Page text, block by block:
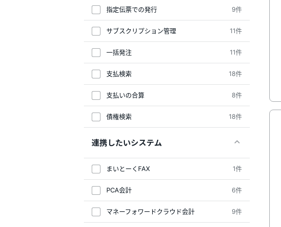
指定伝票での発行 9件
サブスクリプション管理 11件
一括発注 11件
支払検索 18件
支払いの合算 8件
債権検索 18件
連携したいシステム
まいとーくFAX 1件
PCA会計 6件
マネーフォワードクラウド会計 9件